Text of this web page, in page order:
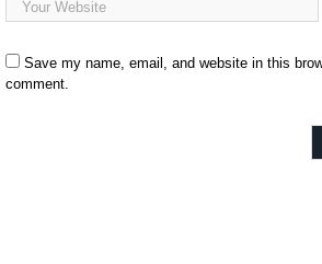
Save my name, email, and website in this
comment.